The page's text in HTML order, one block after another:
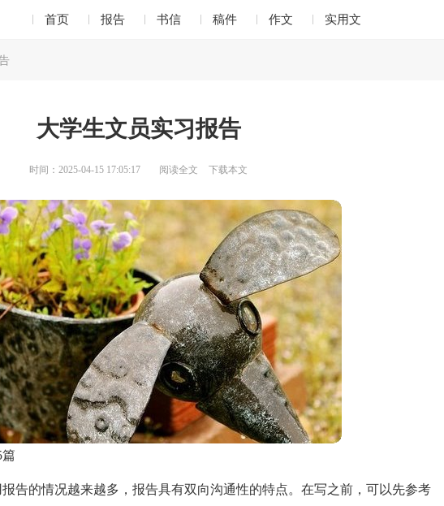
首页 报告 书信 稿件 作文 实用文
大学生文员实习报告
时间：2025-04-15 17:05:17 阅读全文 下载本文
告的情况越来越多，报告具有双向沟通性的特点。在写之前，可以先参考